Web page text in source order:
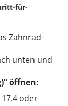
für-
Zahnrad-
unten und
öffnen:
oder